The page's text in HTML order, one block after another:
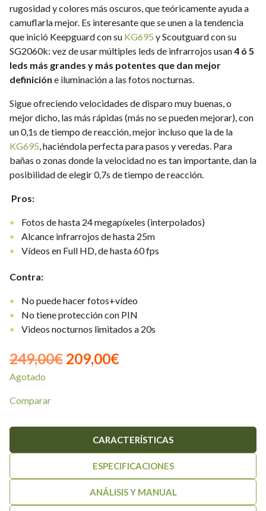
rugosidad y colores más oscuros, que teóricamente ayuda a
camuflarla mejor. Es interesante que se unen a la tendencia
que inició Keepguard con su KG695 y Scoutguard con su
SG2060k: vez de usar múltiples leds de infrarrojos usan4 ó 5
leds más grandes y más potentes que dan mejor
definición e iluminación a las fotos nocturnas.
Sigue ofreciendo velocidades de disparo muy buenas, o
mejor dicho, las más rápidas (más no se pueden mejorar), con
un 0,1s de tiempo de reacción, mejor incluso que la de la
KG695 , haciéndola perfecta para pasos y veredas. Para
bañas o zonas donde la velocidad no es tan importante, dan la
posibilidad de elegir 0,7s de tiempo de reacción.
Pros:
Fotos de hasta 24 megapíxeles (interpolados)
Alcance infrarrojos de hasta 25m
Vídeos en Full HD, de hasta 60 fps
Contra:
No puede hacer fotos+vídeo
No tiene protección con PIN
Videos nocturnos limitados a 20s
249,00€ El
249,00€.
209,00€El
209,00€.
Agotado
Comparar
CARACTERÍSTICAS
ESPECIFICACIONES
ANÁLISIS Y MANUAL